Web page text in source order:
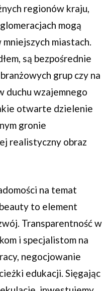
regionów kraju,
mogą
miastach.
są bezpośrednie
grup czy na
duchu wzajemnego
otwarte dzielenie
gronie
realistyczny obraz
na temat
to element
Transparentność w
i specjalistom na
negocjowanie
edukacji. Sięgając